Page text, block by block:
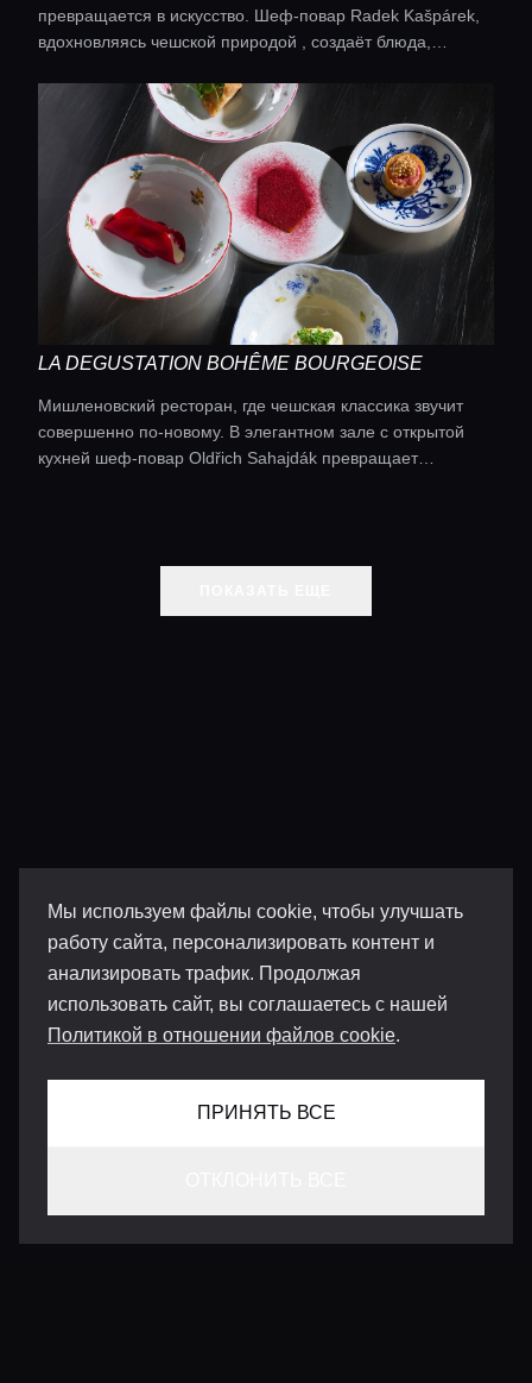
Мы используем файлы cookie, чтобы улучшать
работу сайта, персонализировать контент и
анализировать трафик. Продолжая
использовать сайт, вы соглашаетесь с нашей
Политикой в отношении файлов cookie.
ПРИНЯТЬ ВСЕ
превращается в искусство. Шеф-повар Radek Kašpárek,
вдохновляясь чешской природой , создаёт блюда,
ингредиент здесь играет главную роль, а подача
поражает своей графичностью и минимализмом. Это
гастрономия для тех, кто ценит вкус, форму и концепцию.
LA DEGUSTATION BOHÊME BOURGEOISE
Мишленовский ресторан, где чешская классика звучит
совершенно по-новому. В элегантном зале с открытой
кухней шеф-повар Oldřich Sahajdák превращает